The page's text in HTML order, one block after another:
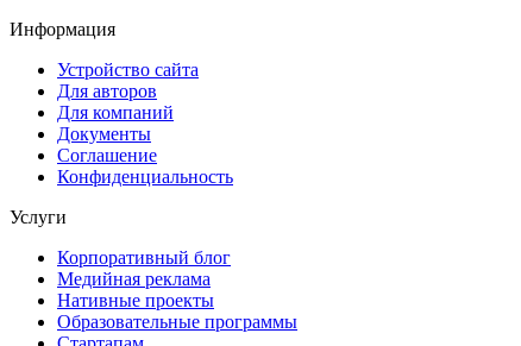
Информация
Устройство сайта
Для авторов
Для компаний
Документы
Соглашение
Конфиденциальность
Услуги
Корпоративный блог
Медийная реклама
Нативные проекты
Образовательные программы